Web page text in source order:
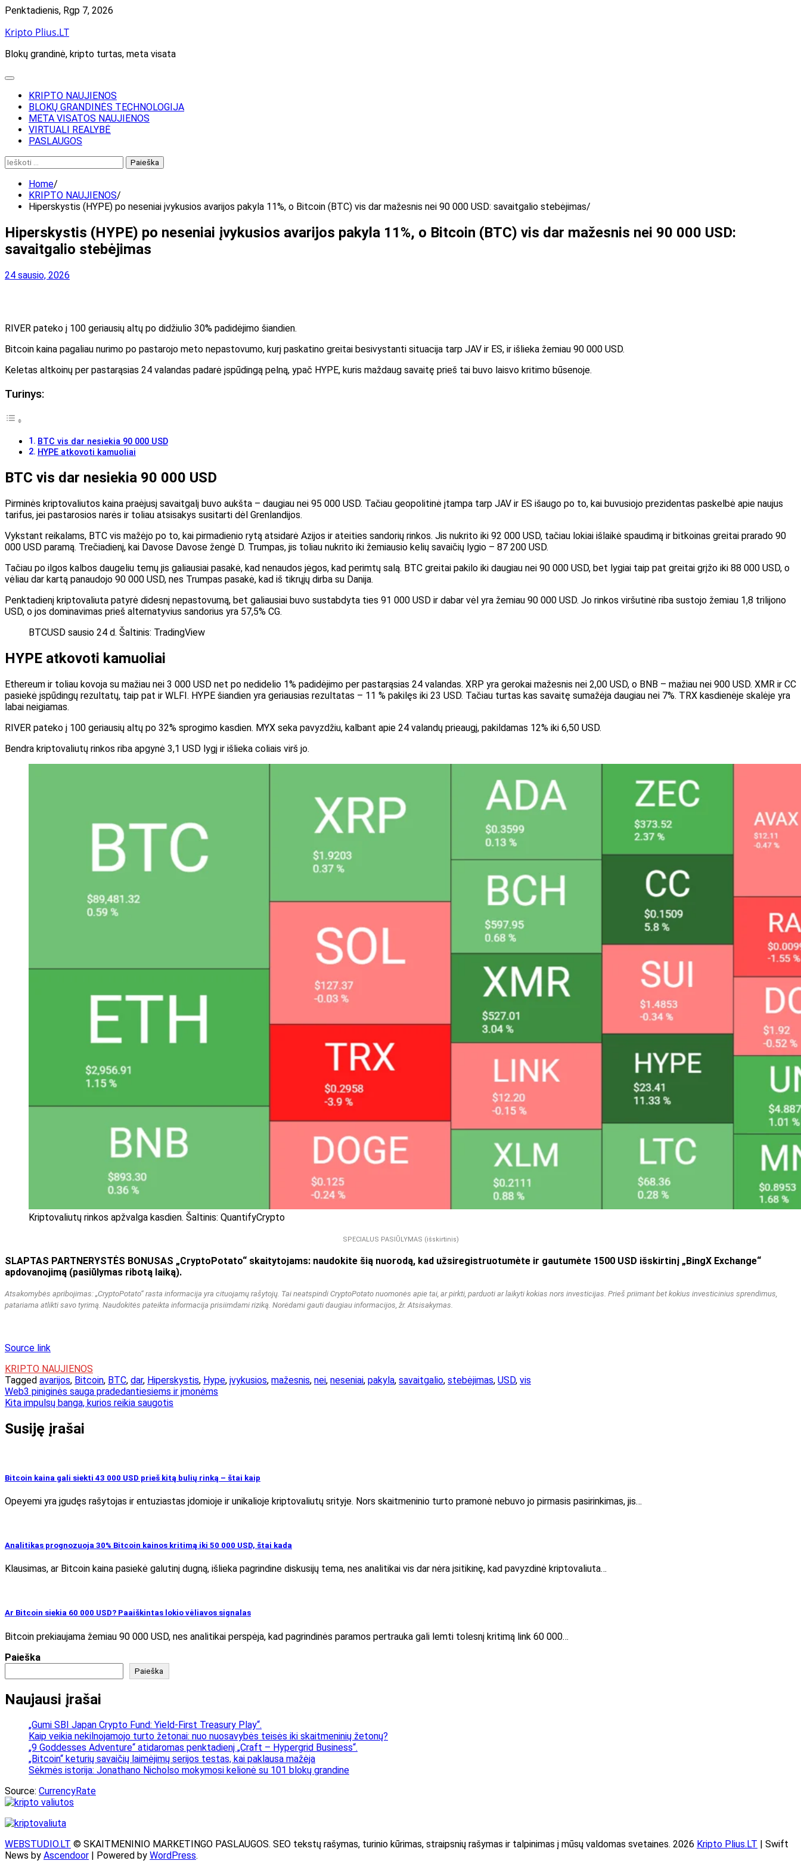
Skip
content
Penktadienis, Rgp 7, 2026
Kripto Plius.LT
Blokų grandinė, kripto turtas, meta visata
KRIPTO NAUJIENOS
BLOKŲ GRANDINĖS TECHNOLOGIJA
META VISATOS NAUJIENOS
VIRTUALI REALYBĖ
PASLAUGOS
Ieškoti:
Home
KRIPTO NAUJIENOS
Hiperskystis (HYPE) po neseniai įvykusios avarijos pakyla 11%, o Bitcoin (BTC) vis dar mažesnis nei 90 000 USD: savaitgalio stebėjimas
Hiperskystis (HYPE) po neseniai įvykusios avarijos pakyla 11%, o Bitcoin (BTC) vis dar mažesnis nei 90 000 USD:
savaitgalio stebėjimas
24 sausio, 2026
RIVER pateko į 100 geriausių altų po didžiulio 30% padidėjimo šiandien.
Bitcoin kaina pagaliau nurimo po pastarojo meto nepastovumo, kurį paskatino greitai besivystanti situacija tarp JAV ir ES, ir išlieka žemiau 90 000 USD.
Keletas altkoinų per pastarąsias 24 valandas padarė įspūdingą pelną, ypač HYPE, kuris maždaug savaitę prieš tai buvo laisvo kritimo būsenoje.
Turinys:
BTC vis dar nesiekia 90 000 USD
HYPE atkovoti kamuoliai
BTC vis dar nesiekia 90 000 USD
Pirminės kriptovaliutos kaina praėjusį savaitgalį buvo aukšta – daugiau nei 95 000 USD. Tačiau geopolitinė įtampa tarp JAV ir ES išaugo po to, kai buvusiojo prezidentas paskelbė apie naujus
tarifus, jei pastarosios narės ir toliau atsisakys susitarti dėl Grenlandijos.
Vykstant reikalams, BTC vis mažėjo po to, kai pirmadienio rytą atsidarė Azijos ir ateities sandorių rinkos. Jis nukrito iki 92 000 USD, tačiau lokiai išlaikė spaudimą ir bitkoinas greitai prarado 90
000 USD paramą. Trečiadienį, kai Davose Davose žengė D. Trumpas, jis toliau nukrito iki žemiausio kelių savaičių lygio – 87 200 USD.
Tačiau po ilgos kalbos daugeliu temų jis galiausiai pasakė, kad nenaudos jėgos, kad perimtų salą. BTC greitai pakilo iki daugiau nei 90 000 USD, bet lygiai taip pat greitai grįžo iki 88 000 USD, o
vėliau dar kartą panaudojo 90 000 USD, nes Trumpas pasakė, kad iš tikrųjų dirba su Danija.
Penktadienį kriptovaliuta patyrė didesnį nepastovumą, bet galiausiai buvo sustabdyta ties 91 000 USD ir dabar vėl yra žemiau 90 000 USD. Jo rinkos viršutinė riba sustojo žemiau 1,8 trilijono
USD, o jos dominavimas prieš alternatyvius sandorius yra 57,5% CG.
BTCUSD sausio 24 d. Šaltinis: TradingView
HYPE atkovoti kamuoliai
Ethereum ir toliau kovoja su mažiau nei 3 000 USD net po nedidelio 1% padidėjimo per pastarąsias 24 valandas. XRP yra gerokai mažesnis nei 2,00 USD, o BNB – mažiau nei 900 USD. XMR ir CC
pasiekė įspūdingų rezultatų, taip pat ir WLFI. HYPE šiandien yra geriausias rezultatas – 11 % pakilęs iki 23 USD. Tačiau turtas kas savaitę sumažėja daugiau nei 7%. TRX kasdienėje skalėje yra
labai neigiamas.
RIVER pateko į 100 geriausių altų po 32% sprogimo kasdien. MYX seka pavyzdžiu, kalbant apie 24 valandų prieaugį, pakildamas 12% iki 6,50 USD.
Bendra kriptovaliutų rinkos riba apgynė 3,1 USD lygį ir išlieka coliais virš jo.
Kriptovaliutų rinkos apžvalga kasdien. Šaltinis: QuantifyCrypto
SPECIALUS PASIŪLYMAS (išskirtinis)
SLAPTAS PARTNERYSTĖS BONUSAS „CryptoPotato“ skaitytojams: naudokite šią nuorodą, kad užsiregistruotumėte ir gautumėte 1500 USD išskirtinį „BingX Exchange“
apdovanojimą (pasiūlymas ribotą laiką).
Atsakomybės apribojimas: „CryptoPotato“ rasta informacija yra cituojamų rašytojų. Tai neatspindi CryptoPotato nuomonės apie tai, ar pirkti, parduoti ar laikyti kokias nors investicijas. Prieš priimant bet kokius investicinius sprendimus,
patariama atlikti savo tyrimą. Naudokitės pateikta informacija prisiimdami riziką. Norėdami gauti daugiau informacijos, žr. Atsisakymas.
Source link
KRIPTO NAUJIENOS
Tagged avarijos, Bitcoin, BTC, dar, Hiperskystis, Hype, įvykusios, mažesnis, nei, neseniai, pakyla, savaitgalio, stebėjimas, USD, vis
Navigacija
tarp
įrašų
Web3 piniginės sauga pradedantiesiems ir įmonėms
Kita impulsų banga, kurios reikia saugotis
Susiję įrašai
Bitcoin kaina gali siekti 43 000 USD prieš kitą bulių rinką – štai kaip
Opeyemi yra įgudęs rašytojas ir entuziastas įdomioje ir unikalioje kriptovaliutų srityje. Nors skaitmeninio turto pramonė nebuvo jo pirmasis pasirinkimas, jis…
Analitikas prognozuoja 30% Bitcoin kainos kritimą iki 50 000 USD, štai kada
Klausimas, ar Bitcoin kaina pasiekė galutinį dugną, išlieka pagrindine diskusijų tema, nes analitikai vis dar nėra įsitikinę, kad pavyzdinė kriptovaliuta…
Ar Bitcoin siekia 60 000 USD? Paaiškintas lokio vėliavos signalas
Bitcoin prekiaujama žemiau 90 000 USD, nes analitikai perspėja, kad pagrindinės paramos pertrauka gali lemti tolesnį kritimą link 60 000…
Paieška
Paieška
Naujausi įrašai
„Gumi SBI Japan Crypto Fund: Yield-First Treasury Play“.
Kaip veikia nekilnojamojo turto žetonai: nuo nuosavybės teisės iki skaitmeninių žetonų?
„9 Goddesses Adventure“ atidaromas penktadienį „Craft – Hypergrid Business“.
„Bitcoin“ keturių savaičių laimėjimų serijos testas, kai paklausa mažėja
Sėkmės istorija: Jonathano Nicholso mokymosi kelionė su 101 blokų grandine
Source: CurrencyRate
WEBSTUDIO.LT © SKAITMENINIO MARKETINGO PASLAUGOS. SEO tekstų rašymas, turinio kūrimas, straipsnių rašymas ir talpinimas į mūsų valdomas svetaines. 2026 Kripto Plius.LT | Swift
News by Ascendoor | Powered by WordPress.